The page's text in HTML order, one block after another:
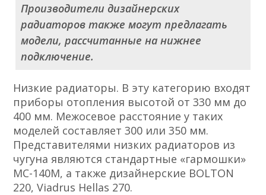
Производители дизайнерских
радиаторов также могут предлагать
модели, рассчитанные на нижнее
подключение.
Низкие радиаторы. В эту категорию входят
приборы отопления высотой от 330 мм до
400 мм. Межосевое расстояние у таких
моделей составляет 300 или 350 мм.
Представителями низких радиаторов из
чугуна являются стандартные «гармошки»
МС-140М, а также дизайнерские BOLTON
220, Viadrus Hellas 270.